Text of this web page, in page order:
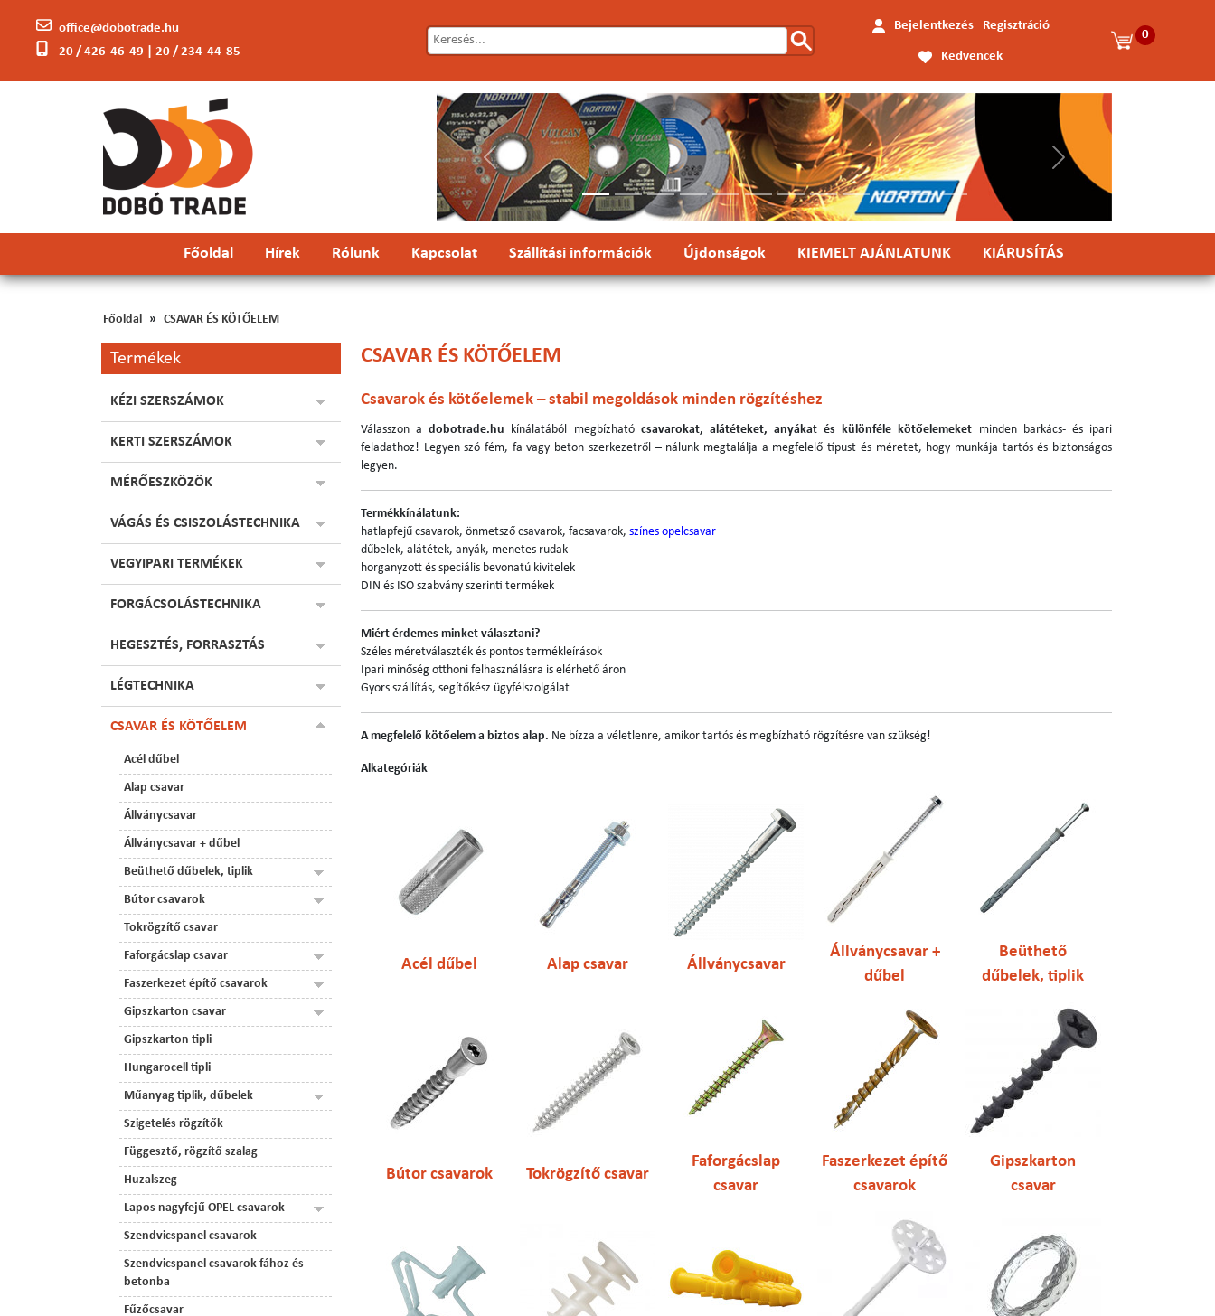
office@dobotrade.hu
20 / 426-46-49 | 20 / 234-44-85
Bejelentkezés Regisztráció
Kedvencek
0
Előző Következő
Főoldal Hírek Rólunk Kapcsolat Szállítási információk Újdonságok KIEMELT AJÁNLATUNK KIÁRUSÍTÁS
Főoldal CSAVAR ÉS KÖTŐELEM
Termékek
KÉZI SZERSZÁMOK
KERTI SZERSZÁMOK
MÉRŐESZKÖZÖK
VÁGÁS ÉS CSISZOLÁSTECHNIKA
VEGYIPARI TERMÉKEK
FORGÁCSOLÁSTECHNIKA
HEGESZTÉS, FORRASZTÁS
LÉGTECHNIKA
CSAVAR ÉS KÖTŐELEM
Acél dűbel
Alap csavar
Állványcsavar
Állványcsavar + dűbel
Beüthető dűbelek, tiplik
Bútor csavarok
Tokrögzítő csavar
Faforgácslap csavar
Faszerkezet építő csavarok
Gipszkarton csavar
Gipszkarton tipli
Hungarocell tipli
Műanyag tiplik, dűbelek
Szigetelés rögzítők
Függesztő, rögzítő szalag
Huzalszeg
Lapos nagyfejű OPEL csavarok
Szendvicspanel csavarok
Szendvicspanel csavarok fához és
betonba
Fűzőcsavar
CSAVAR ÉS KÖTŐELEM
Csavarok és kötőelemek – stabil megoldások minden rögzítéshez
Válasszon adobotrade.hu kínálatából megbízható csavarokat, alátéteket, anyákat és különféle kötőelemeket minden barkács- és ipari
feladathoz! Legyen szó fém, fa vagy beton szerkezetről – nálunk megtalálja a megfelelő típust és méretet, hogy munkája tartós és biztonságos
legyen.
Termékkínálatunk:
hatlapfejű csavarok, önmetsző csavarok, facsavarok, színes opelcsavar
dűbelek, alátétek, anyák, menetes rudak
horganyzott és speciális bevonatú kivitelek
DIN és ISO szabvány szerinti termékek
Miért érdemes minket választani?
Széles méretválaszték és pontos termékleírások
Ipari minőség otthoni felhasználásra is elérhető áron
Gyors szállítás, segítőkész ügyfélszolgálat
A megfelelő kötőelem a biztos alap. Ne bízza a véletlenre, amikor tartós és megbízható rögzítésre van szükség!
Alkategóriák
Acél dűbel Alap csavar Állványcsavar
Állványcsavar +
dűbel
Beüthető
dűbelek, tiplik
Bútor csavarok Tokrögzítő csavar
Faforgácslap
csavar
Faszerkezet építő
csavarok
Gipszkarton
csavar